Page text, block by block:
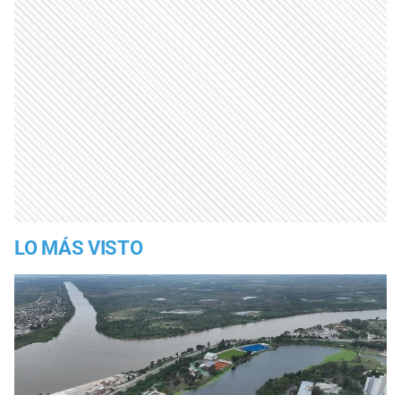
LO MÁS VISTO